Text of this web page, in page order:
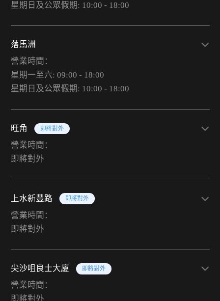
星期日及公眾假期: 10:00 - 18:00
落馬洲
營業時間：
星期一至六: 09:00 - 18:00
星期日及公眾假期: 10:00 - 18:00
旺角 即將對外
營業時間：
即將對外
上水新豐路 即將對外
營業時間：
即將對外
尖沙咀良士大廈 即將對外
營業時間：
即將對外